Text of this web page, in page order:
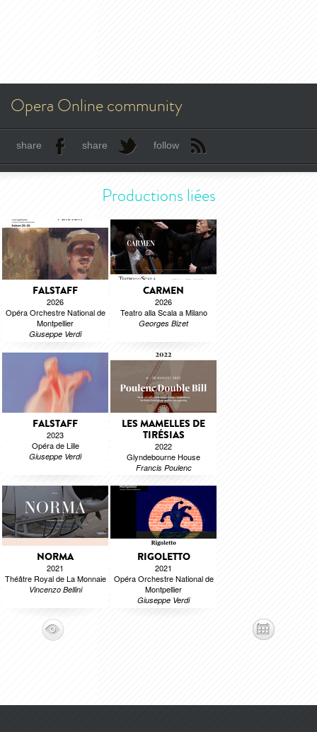
Opera Online community
share share follow
Productions liées
FALSTAFF
2026
Opéra Orchestre National de
Montpellier
Giuseppe Verdi
CARMEN
2026
Teatro alla Scala a Milano
Georges Bizet
FALSTAFF
2023
Opéra de Lille
Giuseppe Verdi
LES MAMELLES DE
TIRÉSIAS
2022
Glyndebourne House
Francis Poulenc
NORMA
2021
Théâtre Royal de La Monnaie
Vincenzo Bellini
RIGOLETTO
2021
Opéra Orchestre National de
Montpellier
Giuseppe Verdi